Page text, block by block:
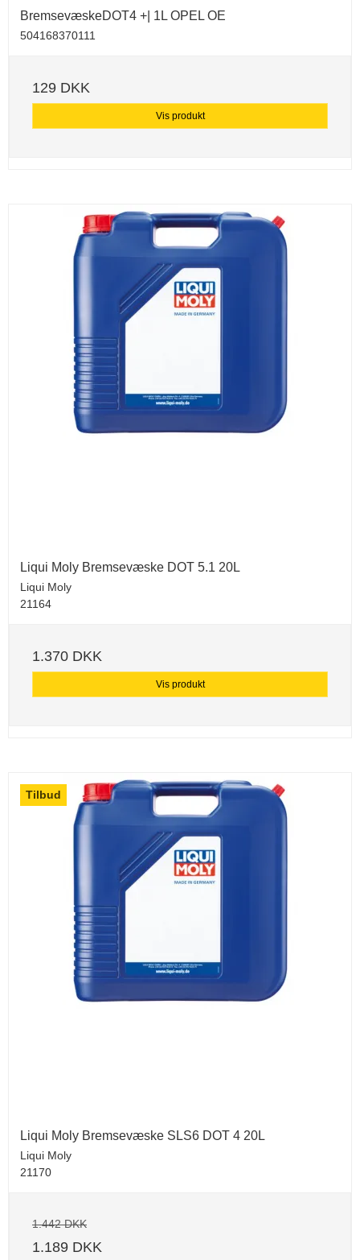
BremsevæskeDOT4 +| 1L OPEL OE
504168370111
129 DKK
Vis produkt
Liqui Moly Bremsevæske DOT 5.1 20L
Liqui Moly
21164
1.370 DKK
Vis produkt
Tilbud
Liqui Moly Bremsevæske SLS6 DOT 4 20L
Liqui Moly
21170
1.442 DKK
1.189 DKK